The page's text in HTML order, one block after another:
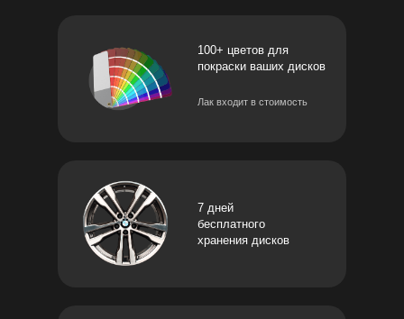
100+ цветов для
покраски ваших дисков
7 дней
бесплатного
хранения дисков
Лак входит в стоимость